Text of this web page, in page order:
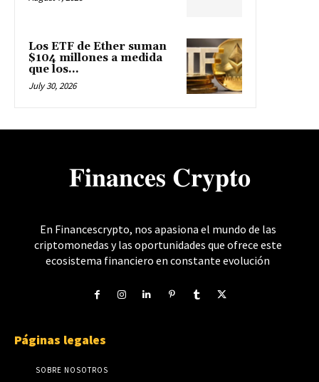
Los ETF de Ether suman
$104 millones a medida
que los...
July 30, 2026
𝐅𝐢𝐧𝐚𝐧𝐜𝐞𝐬 𝐂𝐫𝐲𝐩𝐭𝐨
En Financescrypto, nos apasiona el mundo de las
criptomonedas y las oportunidades que ofrece este
ecosistema financiero en constante evolución
Páginas legales
SOBRE NOSOTROS